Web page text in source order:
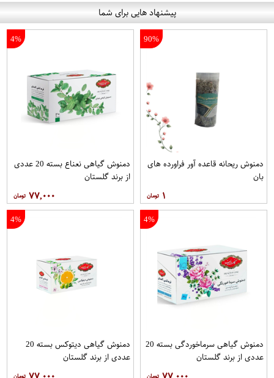
پیشنهاد هایی برای شما
90%
دمنوش ریحانه قاعده آور فراورده های
بان
۱
4%
دمنوش گیاهی نعناع بسته 20 عددی
از برند گلستان
۷۷,۰۰۰
4%
دمنوش گیاهی سرماخوردگی بسته 20
عددی از برند گلستان
4%
دمنوش گیاهی دیتوکس بسته 20
عددی از برند گلستان